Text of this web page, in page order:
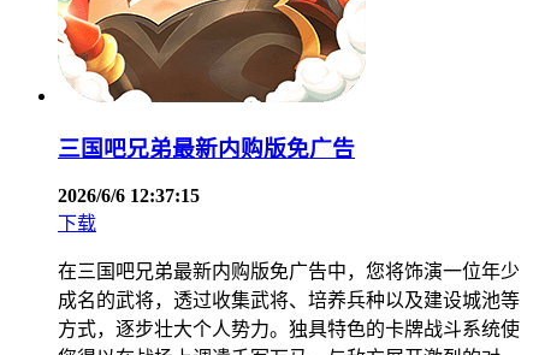
三国吧兄弟最新内购版免广告
2026/6/6 12:37:15
下载
在三国吧兄弟最新内购版免广告中，您将饰演一位年少
成名的武将，透过收集武将、培养兵种以及建设城池等
方式，逐步壮大个人势力。独具特色的卡牌战斗系统使